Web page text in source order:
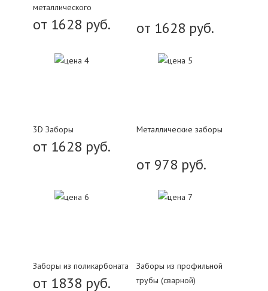
металлического
от 1628 руб. от 1628 руб.
3D Заборы
от 1628 руб.
Металлические заборы
от 978 руб.
Заборы из поликарбоната
от 1838 руб.
Заборы из профильной
трубы (сварной)